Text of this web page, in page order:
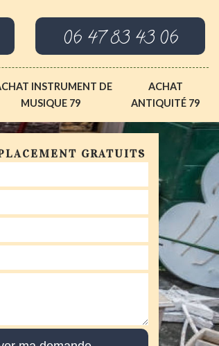
06 47 83 43 06
INSTRUMENT DE
MUSIQUE 79
ACHAT
ANTIQUITÉ 79
GRATUITS